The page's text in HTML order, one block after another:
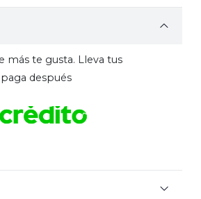
más te gusta. Lleva tus
después